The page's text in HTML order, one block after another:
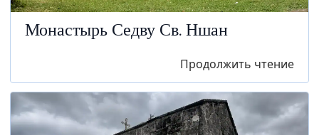
Монастырь Седву Св. Ншан
Продолжить чтение